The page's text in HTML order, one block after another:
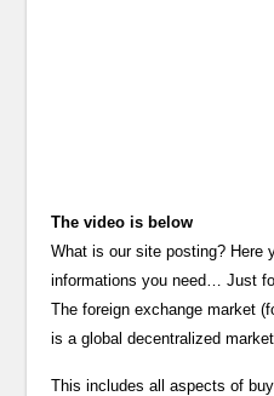
The video is below
What is our site posting? Here
informations you need… Just
The foreign exchange market
is a global decentralized
This includes all aspects of